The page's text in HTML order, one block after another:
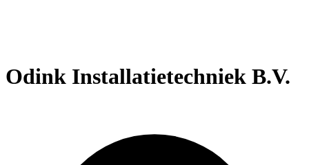
Odink Installatietechniek B.V.